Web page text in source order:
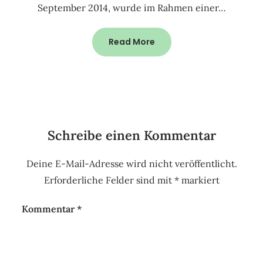
September 2014, wurde im Rahmen einer…
Read More
Schreibe einen Kommentar
Deine E-Mail-Adresse wird nicht veröffentlicht.
Erforderliche Felder sind mit *markiert
Kommentar*